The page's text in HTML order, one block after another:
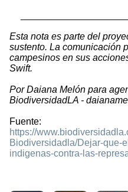
Esta nota es parte del
sustento. La comunicación
campesinos en sus
Swift.
Por Daiana Melón para
BiodiversidadLA -
Fuente:
https://
Biodiversidadla/Dejar-que-
indigenas-contra-las-